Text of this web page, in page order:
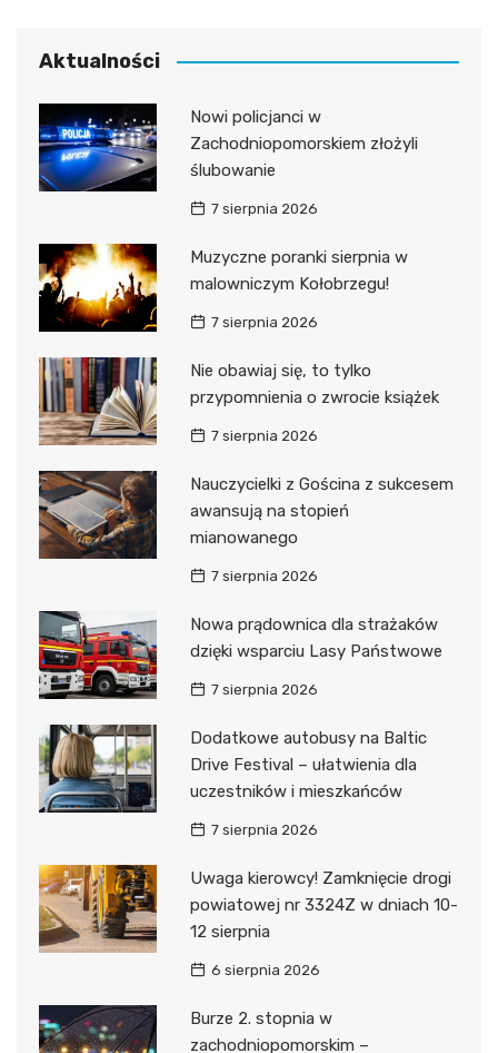
Aktualności
Nowi policjanci w
Zachodniopomorskiem złożyli
ślubowanie
7 sierpnia 2026
Muzyczne poranki sierpnia w
malowniczym Kołobrzegu!
7 sierpnia 2026
Nie obawiaj się, to tylko
przypomnienia o zwrocie książek
7 sierpnia 2026
Nauczycielki z Gościna z sukcesem
awansują na stopień
mianowanego
7 sierpnia 2026
Nowa prądownica dla strażaków
dzięki wsparciu Lasy Państwowe
7 sierpnia 2026
Dodatkowe autobusy na Baltic
Drive Festival – ułatwienia dla
uczestników i mieszkańców
7 sierpnia 2026
Uwaga kierowcy! Zamknięcie drogi
powiatowej nr 3324Z w dniach 10-
12 sierpnia
6 sierpnia 2026
Burze 2. stopnia w
zachodniopomorskim –